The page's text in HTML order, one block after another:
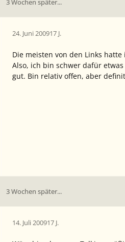
3 Wochen später...
24. Juni 200917 J.
Die meisten von den Links
Also, ich bin schwer dafür
gut. Bin relativ offen, aber
3 Wochen später...
14. Juli 200917 J.